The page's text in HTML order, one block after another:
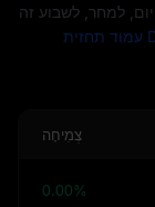
למחר, לשבוע זה
Dogecoin עמוד תחזית
צְמִיחָה
0.00%